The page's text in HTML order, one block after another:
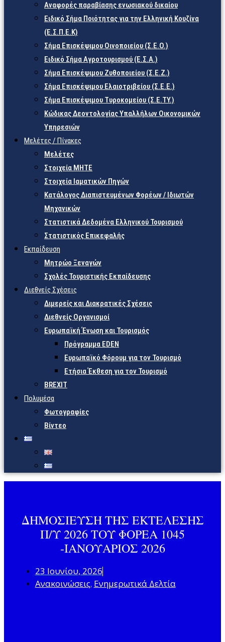
Αναφορές παραβίασης ενωσιακού δικαίου
Ειδικό Σήμα Ποιότητας για την Ελληνική Κουζίνα
(Ε.Σ.Π.Ε.Κ)
Σήμα Επισκέψιμου Οινοποιείου (Σ.Ε.Ο.)
Ειδικό Σήμα Αγροτουρισμού (Ε.Σ.Α.)
Σήμα Επισκέψιμου Ζυθοποιείου (Σ.Ε.Ζ.)
Σήμα Επισκέψιμου Ελαιοτριβείου (Σ.Ε.Ε.)
Σήμα Επισκέψιμου Τυροκομείου (Σ.Ε.TY.)
Κώδικας Δεοντολογίας Υπαλλήλων Οικονομικών
Υπηρεσιών
Μελέτες / Πίνακες
Μελέτες
Στοιχεία ΜΗΤΕ
Στοιχεία Ιαματικών Πηγών
Κατάλογος Διαπιστευμένων Φορέων / Ιδιωτών
Μηχανικών
Στατιστικά Δεδομένα Ελληνικού Τουρισμού
Στατιστικός Επικεφαλής
Εκπαίδευση
Μητρώο Ξεναγών
Σχολές Τουριστικής Εκπαίδευσης
Διεθνείς Σχέσεις
Διμερείς και Διακρατικές Σχέσεις
Διεθνείς Οργανισμοί
Ευρωπαϊκή Ένωση και Τουρισμός
Πρόγραμμα EDEN
Ευρωπαϊκό Φόρουμ για τον Τουρισμό
Ετήσια Έκθεση για τον Τουρισμό
BREXIT
Πολυμέσα
Φωτογραφίες
Βίντεο
ΔΗΜΟΣΙΕΥΣΗ ΤΗΣ ΕΚΤΕΛΕΣΗΣ
Π/Υ 2026 ΤΟΥ ΦΟΡΕΑ 1045
-ΙΑΝΟΥΑΡΙΟΣ 2026
23 Ιουνίου, 2026
Ανακοινώσεις, Ενημερωτικά Δελτία